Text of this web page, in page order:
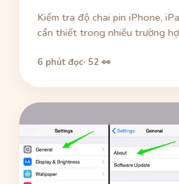
Kiểm tra độ chai pin iPhone,
cần thiết trong nhiều trường
6 phút đọc· 52 👀